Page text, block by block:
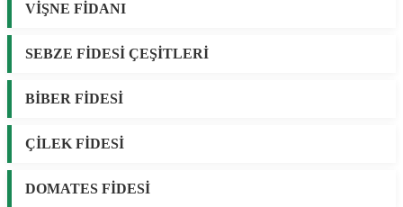
VİŞNE FİDANI
SEBZE FİDESİ ÇEŞİTLERİ
BİBER FİDESİ
ÇİLEK FİDESİ
DOMATES FİDESİ